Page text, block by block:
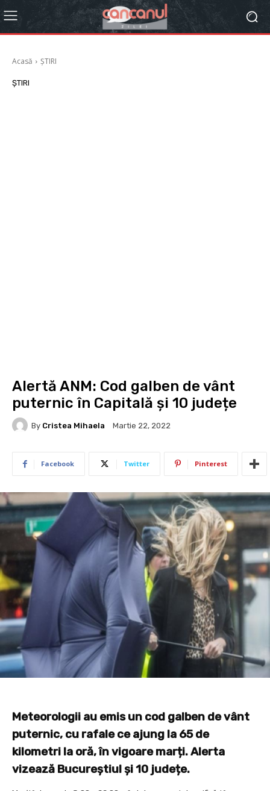
Acasă ȘTIRI
ȘTIRI
Alertă ANM: Cod galben de vânt
puternic în Capitală și 10 județe
By Cristea Mihaela Martie 22, 2022
Facebook Twitter Pinterest
Meteorologii au emis un cod galben de vânt
puternic, cu rafale ce ajung la 65 de
kilometri la oră, în vigoare marți. Alerta
vizează Bucureștiul și 10 județe.